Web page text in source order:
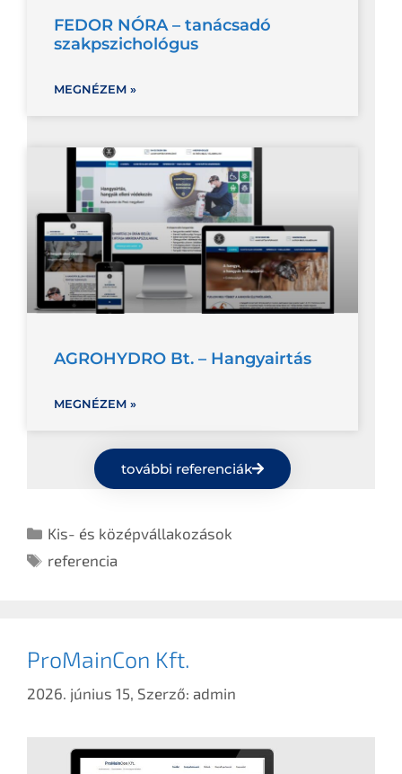
FEDOR NÓRA – tanácsadó
szakpszichológus
MEGNÉZEM »
AGROHYDRO Bt. – Hangyairtás
MEGNÉZEM »
további referenciák
Kis- és középvállakozások
referencia
ProMainCon Kft.
2026. június 15, Szerző: admin